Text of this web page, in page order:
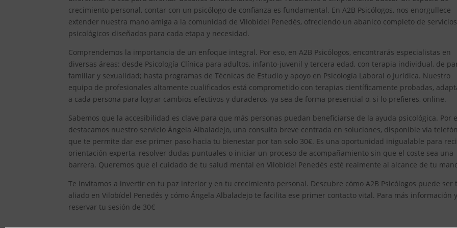
crecimiento personal, contar con un psicólogo de confianza es fundamental. En A2B Psicólogos, nos enorgullece
extender nuestra mano amiga a la comunidad de Vilobídel Penedés, ofreciendo un abanico completo de servicios
psicológicos diseñados para cada etapa y necesidad.
Comprendemos la importancia de un enfoque integral. Por eso, en A2B Psicólogos, encontrarás especialistas en
diversas áreas: desde Psicología Clínica para adultos, infanto-juvenil y tercera edad, con terapia individual, de
familiar y sexualidad; hasta programas de Técnicas de Estudio y apoyo en Psicología Laboral o Jurídica. Nuestro
equipo de profesionales altamente cualificados está comprometido con terapias científicamente probadas,
a cada persona para lograr cambios efectivos y duraderos, ya sea de forma presencial o, si lo prefieres, online.
Sabemos que la accesibilidad es clave para que más personas puedan beneficiarse de la ayuda psicológica. Por
destacamos nuestro servicio Ángela Albaladejo, una consulta breve centrada en soluciones, disponible vía
que te permite dar ese primer paso hacia tu bienestar por tan solo 30€. Es una oportunidad inigualable para
orientación experta, resolver dudas puntuales o iniciar un proceso de acompañamiento sin que el coste sea una
barrera. Queremos que el cuidado de tu salud mental en Vilobídel Penedés esté realmente al alcance de tu
Te invitamos a invertir en tu paz interior y en tu crecimiento personal. Descubre cómo A2B Psicólogos puede ser
aliado en Vilobídel Penedés y cómo Ángela Albaladejo te facilita ese primer contacto vital. Para más información
reservar tu sesión de 30€